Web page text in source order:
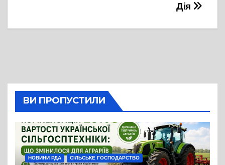
Дія
ВИ ПРОПУСТИЛИ
НОВИНИ РДА СІЛЬСЬКЕ ГОСПОДАРСТВО